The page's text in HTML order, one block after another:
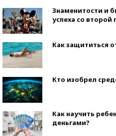
Знаменитости и
успеха со второй
Как защититься
Кто изобрел
Как научить
деньгами?